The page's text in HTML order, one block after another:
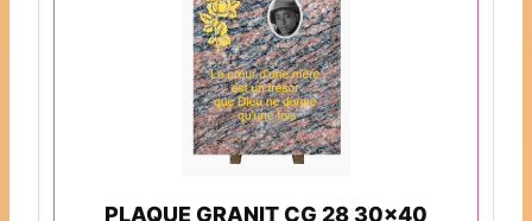
PLAQUE GRANIT CG 28 30x40